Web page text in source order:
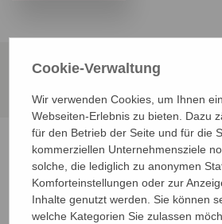
Übersicht
01.11.2018
FASI-Veranstaltungen
Vortragsreihe 2018/
Cookie-Verwaltung
Wir verwenden Cookies, um Ihnen
Webseiten-Erlebnis zu bieten. Dazu
für den Betrieb der Seite und für die
kommerziellen Unternehmensziele
solche, die lediglich zu anonymen
Komforteinstellungen oder zur
Inhalte genutzt werden. Sie können
welche Kategorien Sie zulassen